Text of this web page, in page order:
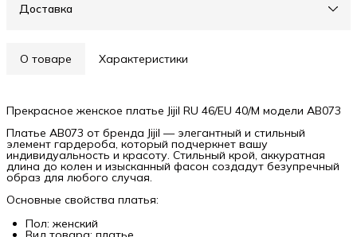
Доставка
О товаре Характеристики
Прекрасное женское платье Jijil RU 46/EU 40/M модели AB073
Платье AB073 от бренда Jijil — элегантный и стильный
элемент гардероба, который подчеркнет вашу
индивидуальность и красоту. Стильный крой, аккуратная
длина до колен и изысканный фасон создадут безупречный
образ для любого случая.
Основные свойства платья:
Пол: женский